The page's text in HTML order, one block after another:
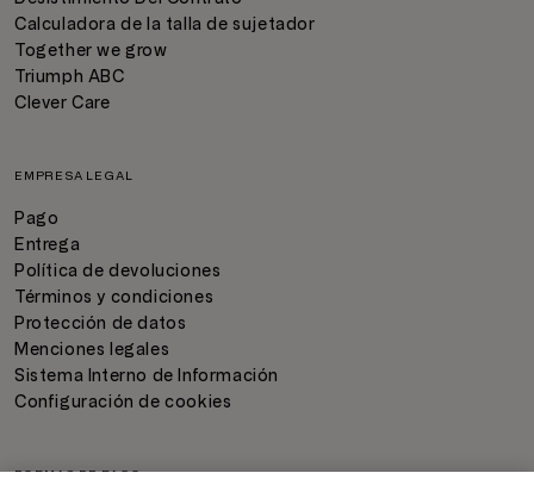
Calculadora de la talla de sujetador
Together we grow
Triumph ABC
Clever Care
EMPRESA LEGAL
Pago
Entrega
Política de devoluciones
Términos y condiciones
Protección de datos
Menciones legales
Sistema Interno de Información
Configuración de cookies
FORMAS DE PAGO